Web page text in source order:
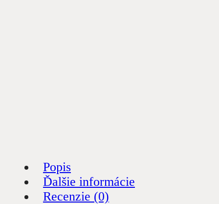
Popis
Ďalšie informácie
Recenzie (0)